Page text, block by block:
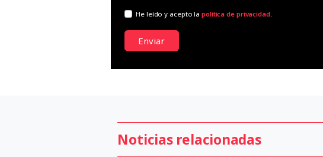
He leído y acepto lapolítica de privacidad.
Enviar
Noticias relacionadas